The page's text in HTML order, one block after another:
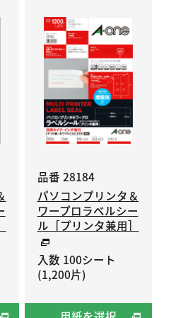
品番 28184
パソコンプリンタ＆
ワープロラベルシー
ル［プリンタ兼用］
入数 100シート
(1,200片)